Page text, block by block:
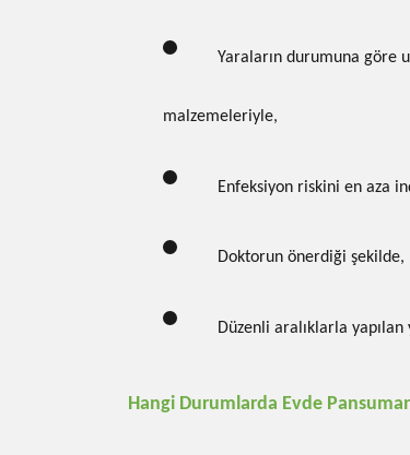
Yaraların durumuna göre
malzemeleriyle,
Enfeksiyon riskini en aza
Doktorun önerdiği şekilde,
Düzenli aralıklarla
Hangi Durumlarda Evde